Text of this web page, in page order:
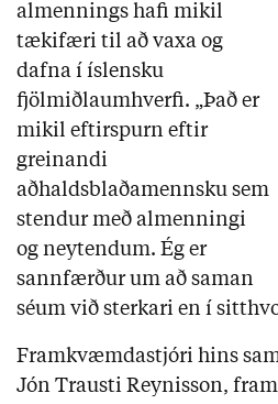
almennings hafi mikil
tækifæri til að vaxa og
dafna í íslensku
fjölmiðlaumhverfi. „Það er
mikil eftirspurn eftir
greinandi
aðhaldsblaðamennsku sem
stendur með almenningi
og neytendum. Ég er
sannfærður um að saman
séum við sterkari en í
Framkvæmdastjóri hins
Jón Trausti Reynisson,